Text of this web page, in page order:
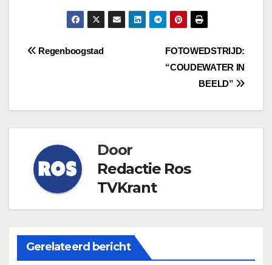
Bericht
FOTOWEDSTRIJD:
“COUDEWATER IN
BEELD”
Regenboogstad
Door
Redactie Ros
TVKrant
Gerelateerd bericht